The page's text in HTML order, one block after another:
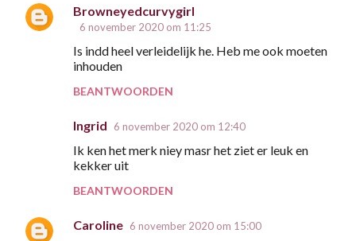
Browneyedcurvygirl
6 november 2020 om 11:25
Is indd heel verleidelijk he. Heb me ook moeten
inhouden
BEANTWOORDEN
Ingrid 6 november 2020 om 12:40
Ik ken het merk niey masr het ziet er leuk en
kekker uit
BEANTWOORDEN
Caroline 6 november 2020 om 15:00